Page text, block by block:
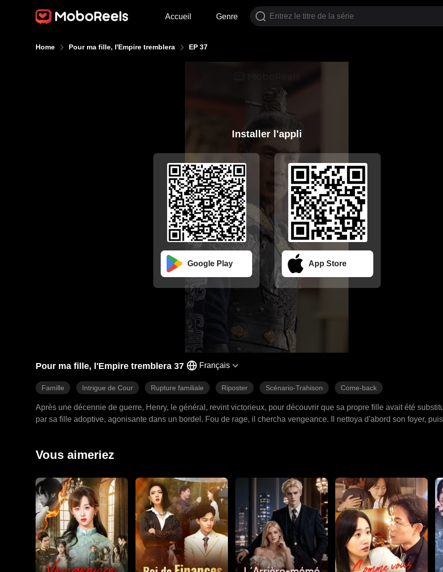
Accueil Genre
Home Pour ma fille, l'Empire tremblera EP 37
Installer l'appli
Google Play App Store
Pour ma fille, l'Empire tremblera 37 Français
Famille Intrigue de Cour Rupture familiale Riposter Scénario-Trahison Come-back
Après une décennie de guerre, Henry, le général, revint victorieux, pour découvrir que sa propre fille avait été
par sa fille adoptive, agonisante dans un bordel. Fou de rage, il chercha vengeance. Il nettoya d'abord son foyer,
Vous aimeriez